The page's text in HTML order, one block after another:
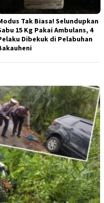
Tak Biasa! Selundupkan
15 Kg Pakai Ambulans, 4
Dibekuk di Pelabuhan